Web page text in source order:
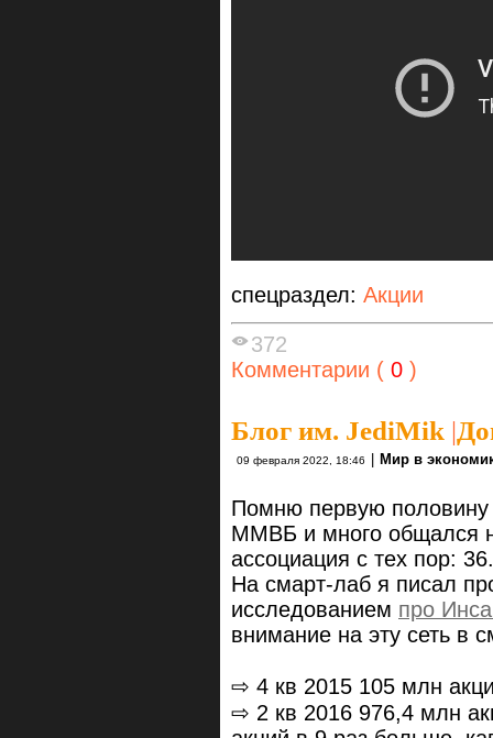
спецраздел: Акции
372
Комментарии ( 0 )
Блог им. JediMik |
09 февраля 2022, 18:46 | Мир в
Помню первую половину
ММВБ и много общался
ассоциация с тех пор:
На смарт-лаб я писал
исследованием про
внимание на эту сеть в
⇨ 4 кв 2015 105 млн
⇨ 2 кв 2016 976,4 млн